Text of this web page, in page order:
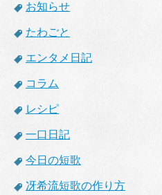
お知らせ
たわごと
エンタメ日記
コラム
レシピ
一口日記
今日の短歌
冴希流短歌の作り方